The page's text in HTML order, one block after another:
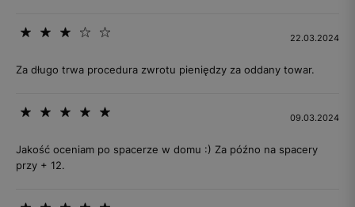
22.03.2024
Za długo trwa procedura zwrotu pieniędzy za oddany towar.
09.03.2024
Jakość oceniam po spacerze w domu :) Za późno na spacery
przy + 12.